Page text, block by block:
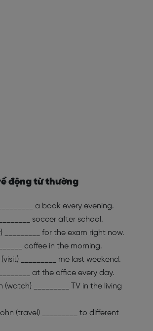
động từ thường
a book every evening.
soccer after school.
_________ for the exam right now.
coffee in the morning.
_________ me last weekend.
at the office every day.
(watch) _________ TV in the living
(travel) _________ to different